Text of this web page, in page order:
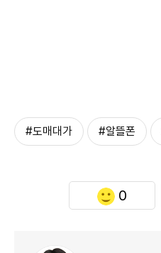
#도매대가 #알뜰폰
0